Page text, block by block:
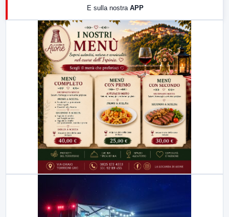
LabNews (replica)
E sulla nostra APP